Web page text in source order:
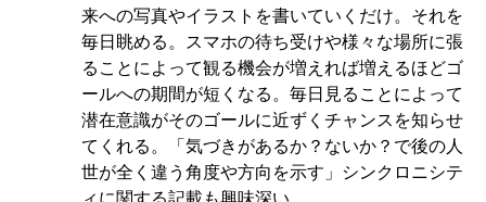
来への写真やイラストを書いていくだけ。それを
毎日眺める。スマホの待ち受けや様々な場所に張
ることによって観る機会が増えれば増えるほどゴ
ールへの期間が短くなる。毎日見ることによって
潜在意識がそのゴールに近ずくチャンスを知らせ
てくれる。「気づきがあるか？ないか？で後の人
世が全く違う角度や方向を示す」シンクロニシテ
ィに関する記載も興味深い。